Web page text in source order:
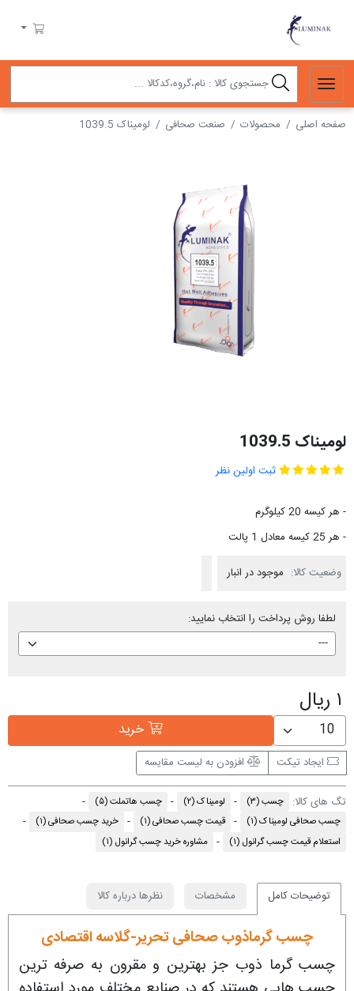
سبد خرید
صفحه اصلی محصولات صنعت صحافی لومیناک 1039.5
لومیناک 1039.5
ثبت اولین نظر
- هر کیسه 20 کیلوگرم
- هر 25 کیسه معادل 1 پالت
وضعیت کالا: موجود در انبار
لطفا روش پرداخت را انتخاب نمایید:
۱ ریال
خرید
ایجاد تیکت افزودن به لیست مقایسه
تگ های کالا: چسب(۳) لومیناک(۲) چسب هاتملت(۵)
چسب صحافی لومیناک(۱) قیمت چسب صحافی(۱) خرید چسب صحافی(۱)
استعلام قیمت چسب گرانول(۱) مشاوره خرید چسب گرانول(۱)
توضیحات کامل مشخصات نظرها درباره کالا
چسب گرماذوب صحافی تحریر-گلاسه اقتصادی
چسب گرما ذوب جز بهترین و مقرون به صرفه ترین